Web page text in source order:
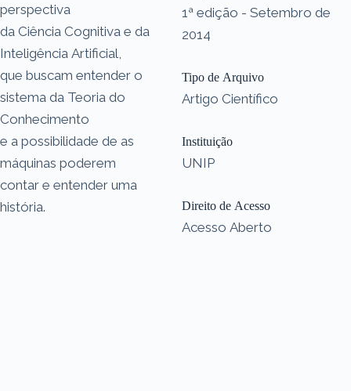
perspectiva
da Ciência Cognitiva e da
Inteligência Artificial,
que buscam entender o
sistema da Teoria do
Conhecimento
e a possibilidade de as
máquinas poderem
contar e entender uma
história.
1ª edição - Setembro de
2014
Tipo de Arquivo
Artigo Científico
Instituição
UNIP
Direito de Acesso
Acesso Aberto